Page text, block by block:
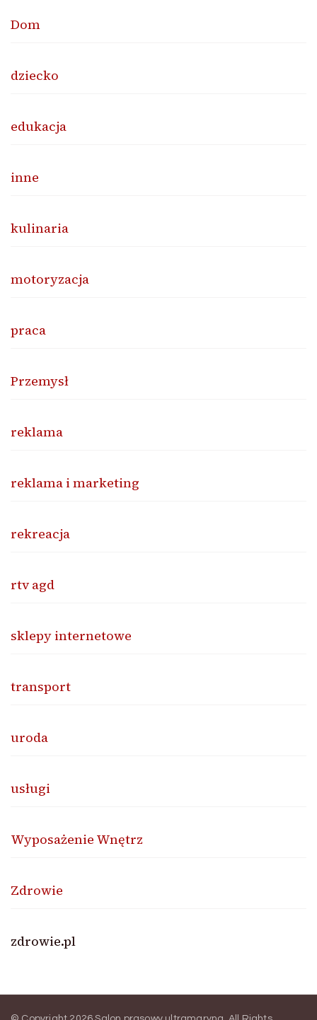
Dom
dziecko
edukacja
inne
kulinaria
motoryzacja
praca
Przemysł
reklama
reklama i marketing
rekreacja
rtv agd
sklepy internetowe
transport
uroda
usługi
Wyposażenie Wnętrz
Zdrowie
zdrowie.pl